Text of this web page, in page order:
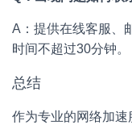
A：提供在线客服、
时间不超过30分钟。
总结
作为专业的网络加